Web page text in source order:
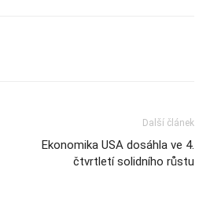
Další článek
Ekonomika USA dosáhla ve 4.
čtvrtletí solidního růstu